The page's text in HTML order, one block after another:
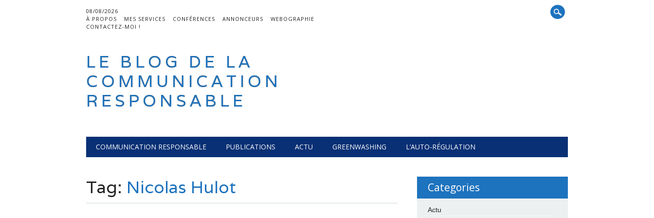
08/08/2026
À PROPOS
MES SERVICES CONFÉRENCES ANNONCEURS
WEBOGRAPHIE
CONTACTEZ-MOI !
LE BLOG DE LA
COMMUNICATION
RESPONSABLE
Main menu
COMMUNICATION RESPONSABLE PUBLICATIONS ACTU GREENWASHING L’AUTO-RÉGULATION
Tag: Nicolas Hulot Categories
Actu